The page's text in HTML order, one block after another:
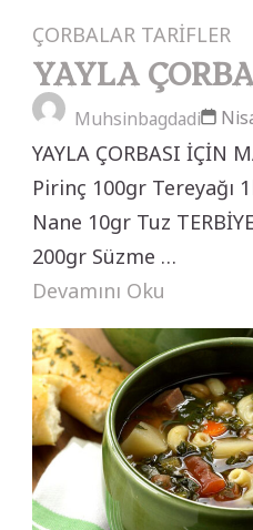
ÇORBALAR TARİFLER
YAYLA
Muhsinbagdadi
YAYLA ÇORBASI İÇİN
Pirinç 100gr Tereyağı
Nane 10gr Tuz
200gr Süzme …
Devamını Oku